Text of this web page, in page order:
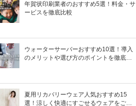
年賀状印刷業者のおすすめ5選！料金・サ
ービスを徹底比較
ウォーターサーバーおすすめ10選！導入
のメリットや選び方のポイントを徹底解
夏用リカバリーウェア人気おすすめ15
選！涼しく快適にすごせるウェアをご紹